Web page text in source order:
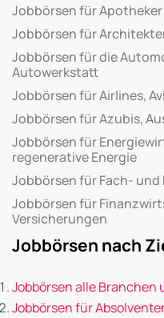
Jobbörsen für Apotheker
Jobbörsen für
Jobbörsen für die
Autowerkstatt
Jobbörsen für Airlines,
Jobbörsen für Azubis,
Jobbörsen für
regenerative Energie
Jobbörsen für Fach-
Jobbörsen für
Versicherungen
Jobbörsen nach
Jobbörsen alle Branchen
Jobbörsen für